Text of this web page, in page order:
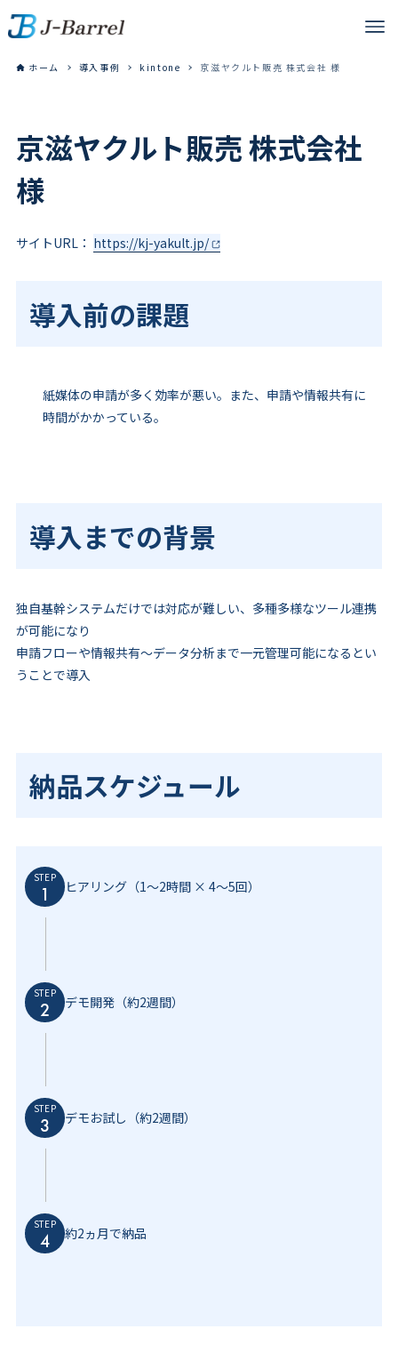
ホーム 導入事例 kintone 京滋ヤクルト販売 株式会社 様
京滋ヤクルト販売 株式会社
様
サイトURL： https://kj-yakult.jp/
導入前の課題
紙媒体の申請が多く効率が悪い。また、申請や情報共有に
時間がかかっている。
導入までの背景
独自基幹システムだけでは対応が難しい、多種多様なツール連携
が可能になり
申請フローや情報共有～データ分析まで一元管理可能になるとい
うことで導入
納品スケジュール
STEP
ヒアリング（1～2時間 × 4～5回）
STEP
デモ開発（約2週間）
STEP
デモお試し（約2週間）
STEP
約2ヵ月で納品